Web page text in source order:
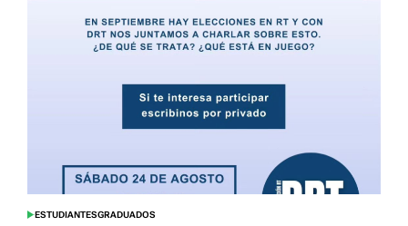
POSTED
ESTUDIANTESGRADUADOS